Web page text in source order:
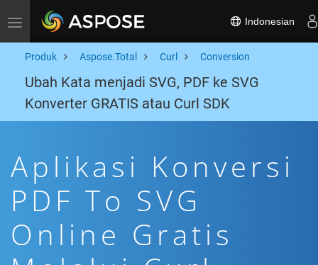
Toggle navigation Indonesian
Produk Aspose.Total Curl Conversion
Ubah Kata menjadi SVG, PDF ke SVG
Konverter GRATIS atau Curl SDK
Aplikasi Konversi
PDF To SVG
Online Gratis